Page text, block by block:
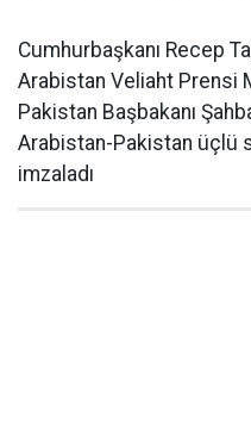
Cumhurbaşkanı Recep
Arabistan Veliaht Prensi
Pakistan Başbakanı
Arabistan-Pakistan üçlü
imzaladı